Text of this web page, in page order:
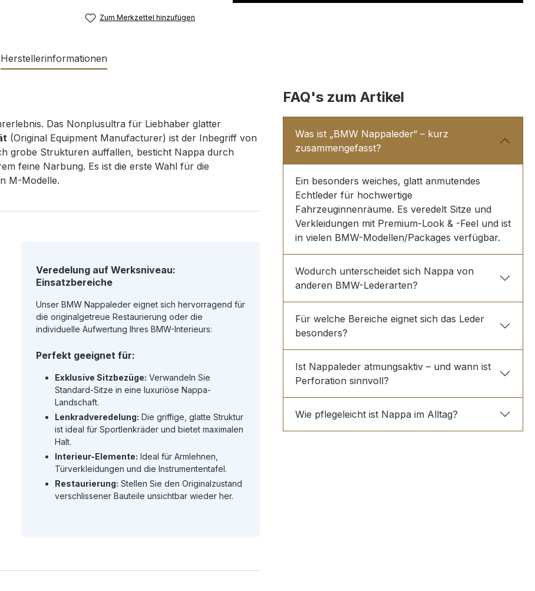
Zum Merkzettel hinzufügen
Herstellerinformationen
FAQ's zum Artikel
Das Nonplusultra für Liebhaber glatter
(Original Equipment Manufacturer) ist der Inbegriff von
grobe Strukturen auffallen, besticht Nappa durch
feine Narbung. Es ist die erste Wahl für die
M-Modelle.
Veredelung auf Werksniveau:
Einsatzbereiche
Unser BMW Nappaleder eignet sich hervorragend für
die originalgetreue Restaurierung oder die
individuelle Aufwertung Ihres BMW-Interieurs:
Perfekt geeignet für:
Exklusive Sitzbezüge: Verwandeln Sie
Standard-Sitze in eine luxuriöse Nappa-
Landschaft.
Lenkradveredelung: Die griffige, glatte Struktur
ist ideal für Sportlenkräder und bietet maximalen
Halt.
Interieur-Elemente: Ideal für Armlehnen,
Türverkleidungen und die Instrumententafel.
Restaurierung: Stellen Sie den Originalzustand
verschlissener Bauteile unsichtbar wieder her.
Was ist „BMW Nappaleder“ – kurz
zusammengefasst?
Ein besonders weiches, glatt anmutendes
Echtleder für hochwertige
Fahrzeuginnenräume. Es veredelt Sitze und
Verkleidungen mit Premium-Look & -Feel und ist
in vielen BMW-Modellen/Packages verfügbar.
Wodurch unterscheidet sich Nappa von
anderen BMW-Lederarten?
Für welche Bereiche eignet sich das Leder
besonders?
Ist Nappaleder atmungsaktiv – und wann ist
Perforation sinnvoll?
Wie pflegeleicht ist Nappa im Alltag?